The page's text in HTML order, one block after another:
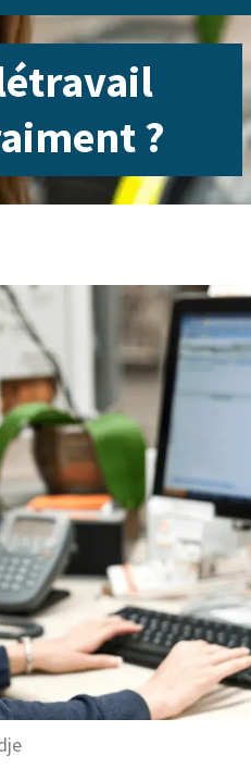
?